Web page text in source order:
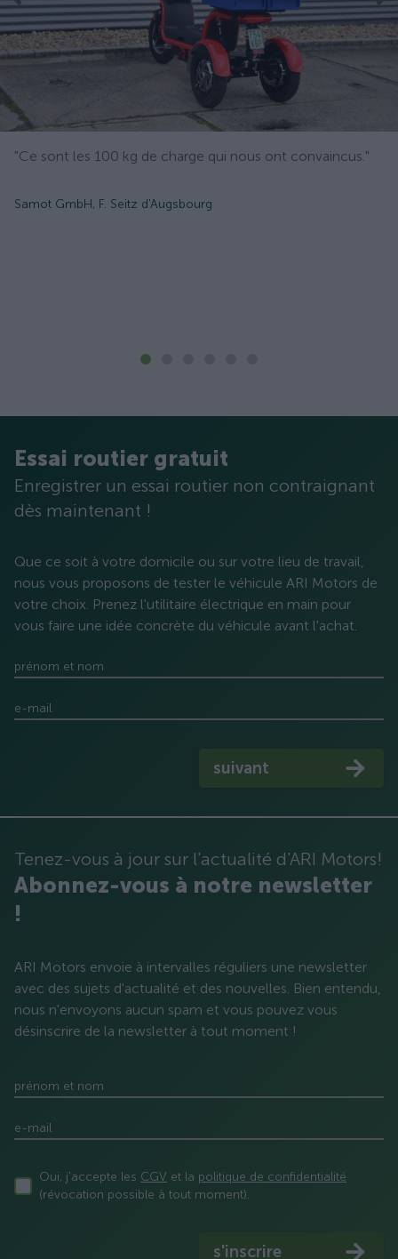
"Ce sont les 100 kg de charge qui nous ont convaincus."
Samot GmbH, F. Seitz d'Augsbourg
Essai routier gratuit
Enregistrer un essai routier non contraignant
dès maintenant !
Que ce soit à votre domicile ou sur votre lieu de travail,
nous vous proposons de tester le véhicule ARI Motors de
votre choix. Prenez l'utilitaire électrique en main pour
vous faire une idée concrète du véhicule avant l'achat.
prénom et nom
e-mail
suivant
Tenez-vous à jour sur l'actualité d'ARI Motors!
Abonnez-vous à notre newsletter
!
ARI Motors envoie à intervalles réguliers une newsletter
avec des sujets d'actualité et des nouvelles. Bien entendu,
nous n'envoyons aucun spam et vous pouvez vous
désinscrire de la newsletter à tout moment !
prénom et nom
e-mail
Oui, j'accepte les CGV et la politique de confidentialité
(révocation possible à tout moment).
s'inscrire